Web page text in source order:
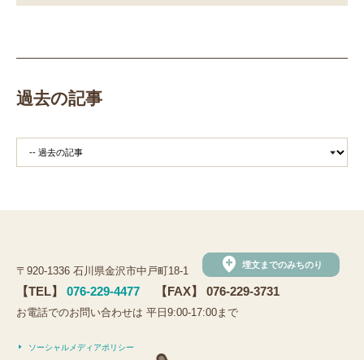
過去の記事
〒920-1336 石川県金沢市中戸町18-1 add_location 埋文までのみちのり
【TEL】 076-229-4477 【FAX】 076-229-3731
お電話でのお問い合わせは 平日9:00-17:00まで
ソーシャルメディアポリシー